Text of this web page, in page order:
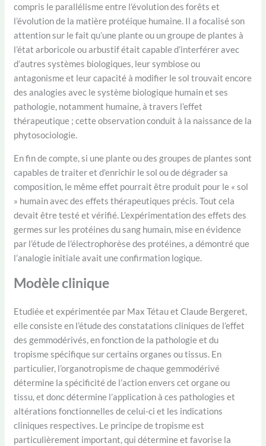
compris le parallélisme entre l’évolution des forêts et
l’évolution de la matière protéique humaine. Il a focalisé son
attention sur le fait qu’une plante ou un groupe de plantes à
l’état arboricole ou arbustif était capable d’interférer avec
d’autres systèmes biologiques, leur symbiose ou
antagonisme et leur capacité à modifier le sol trouvait encore
des analogies avec le système biologique humain et ses
pathologie, notamment humaine, à travers l’effet
thérapeutique ; cette observation conduit à la naissance de la
phytosociologie.
En fin de compte, si une plante ou des groupes de plantes sont
capables de traiter et d’enrichir le sol ou de dégrader sa
composition, le même effet pourrait être produit pour le « sol
» humain avec des effets thérapeutiques précis. Tout cela
devait être testé et vérifié. L’expérimentation des effets des
germes sur les protéines du sang humain, mise en évidence
par l’étude de l’électrophorèse des protéines, a démontré que
l’analogie initiale avait une confirmation logique.
Modèle clinique
Etudiée et expérimentée par Max Tétau et Claude Bergeret,
elle consiste en l’étude des constatations cliniques de l’effet
des gemmodérivés, en fonction de la pathologie et du
tropisme spécifique sur certains organes ou tissus. En
particulier, l’organotropisme de chaque gemmodérivé
détermine la spécificité de l’action envers cet organe ou
tissu, et donc détermine l’application à ces pathologies et
altérations fonctionnelles de celui-ci et les indications
cliniques respectives. Le principe de tropisme est
particulièrement important, qui détermine et favorise la